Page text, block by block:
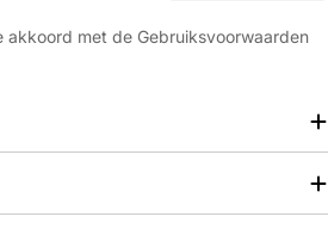
akkoord met de Gebruiksvoorwaarden